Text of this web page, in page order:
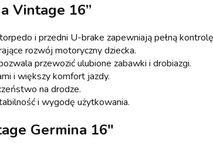
Vintage 16”
i przedni U-brake zapewniają pełną
rozwój motoryczny dziecka.
przewozić ulubione zabawki i drobiazgi.
i większy komfort jazdy.
na drodze.
i wygodę użytkowania.
Germina 16"